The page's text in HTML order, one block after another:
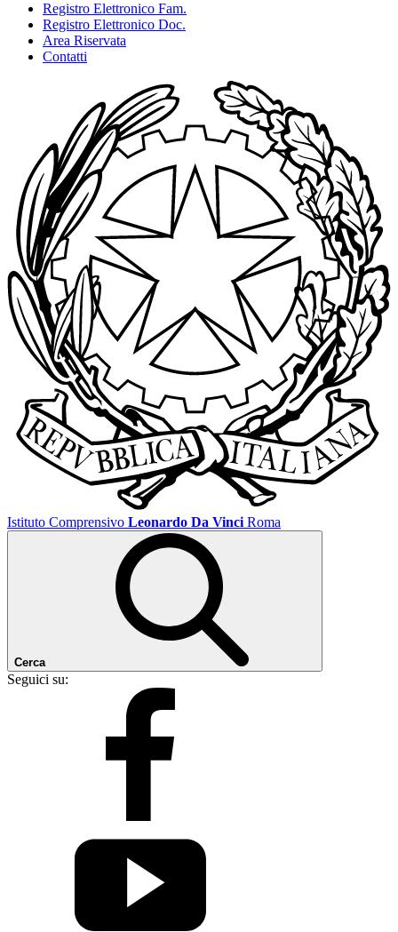
Registro Elettronico Fam.
Registro Elettronico Doc.
Area Riservata
Contatti
Istituto Comprensivo Leonardo Da Vinci Roma
Cerca
Seguici su: